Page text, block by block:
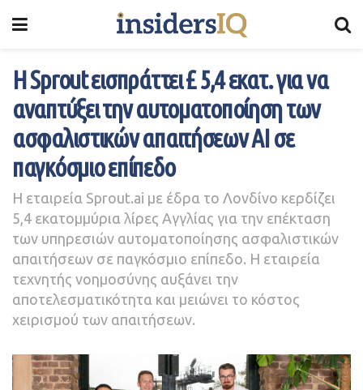
Η Sprout εισπράττει £ 5,4 εκατ. για να
αναπτύξει την αυτοματοποίηση των
ασφαλιστικών απαιτήσεων AI σε
παγκόσμιο επίπεδο
Η εταιρεία Sprout.ai με έδρα το Λονδίνο κερδίζει
5,4 εκατομμύρια λίρες Αγγλίας για την επέκταση
των υπηρεσιών αυτοματοποίησης ασφαλιστικών
απαιτήσεων σε παγκόσμιο επίπεδο. Η εταιρεία
τεχνητής νοημοσύνης αυξάνει την
αποτελεσματικότητα και μειώνει το κόστος
χειρισμού των απαιτήσεων.